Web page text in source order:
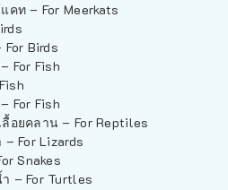
คท – For Meerkats
Birds
For Fish
For Fish
อยคลาน – For Reptiles
– For Lizards
Snakes
– For Turtles